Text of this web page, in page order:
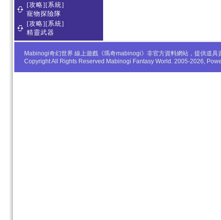
[攻略][系統]
寵物探險隊
[攻略][系統]
精靈武器
Mabinogi奇幻世界 線上遊戲《瑪奇mabinogi》非官方資料網站，提供道
Copyright All Rights Reserved Mabinogi Fantasy World. 2005-2026,